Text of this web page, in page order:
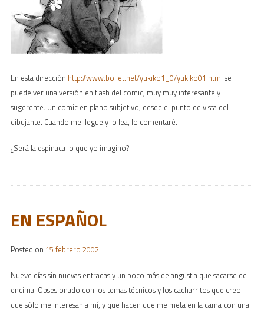
En esta dirección http://www.boilet.net/yukiko1_0/yukiko01.html se
puede ver una versión en flash del comic, muy muy interesante y
sugerente. Un comic en plano subjetivo, desde el punto de vista del
dibujante. Cuando me llegue y lo lea, lo comentaré.
¿Será la espinaca lo que yo imagino?
EN ESPAÑOL
Posted on 15 febrero 2002
Nueve días sin nuevas entradas y un poco más de angustia que sacarse de
encima. Obsesionado con los temas técnicos y los cacharritos que creo
que sólo me interesan a mí, y que hacen que me meta en la cama con una